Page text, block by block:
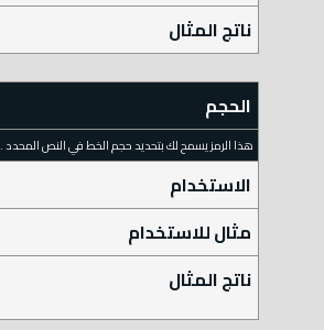
ناتج المثال
الحجم
هذا الرمز يسمح لك بتحديد حجم الخط في النص المحدد .
الاستخدام
مثال للاستخدام
ناتج المثال